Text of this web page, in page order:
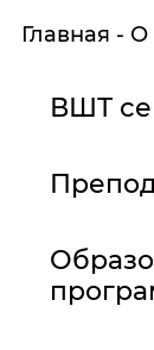
Главная О
ВШТ